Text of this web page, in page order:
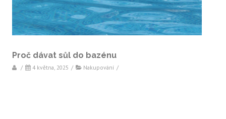
Proč dávat sůl do bazénu
/ 4 května, 2025 / Nakupování /